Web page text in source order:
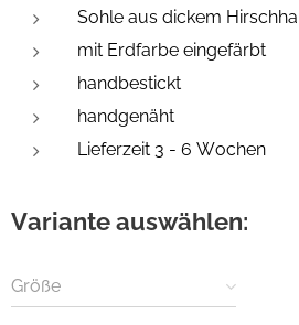
Sohle aus dickem
mit Erdfarbe eingefärbt
handbestickt
handgenäht
Lieferzeit 3 - 6 Wochen
Variante auswählen:
Größe